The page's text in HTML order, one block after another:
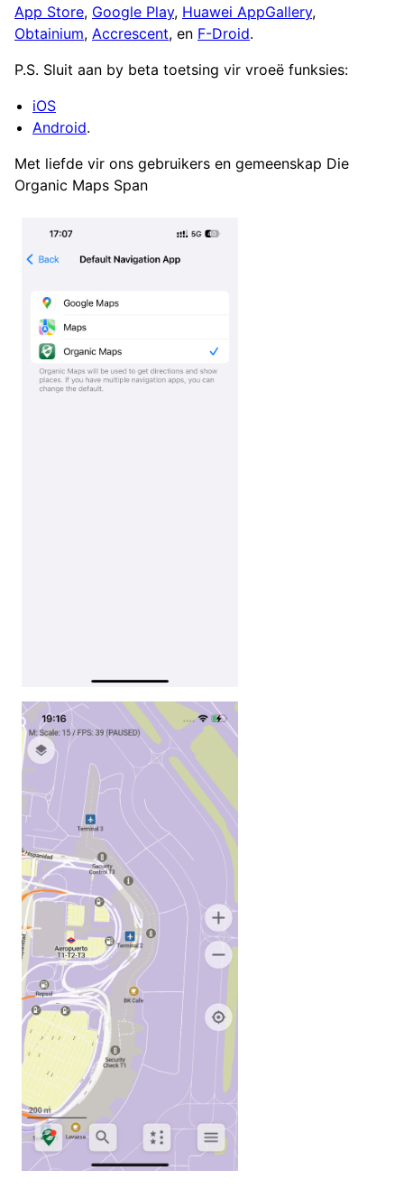
App Store, Google Play, Huawei AppGallery,
Obtainium, Accrescent, en F-Droid.
P.S. Sluit aan by beta toetsing vir vroeë funksies:
iOS
Android.
Met liefde vir ons gebruikers en gemeenskap Die
Organic Maps Span